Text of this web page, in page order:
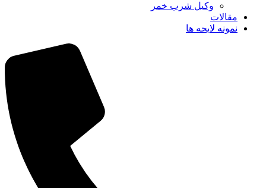
وکیل شرب خمر
مقالات
نمونه لایحه ها